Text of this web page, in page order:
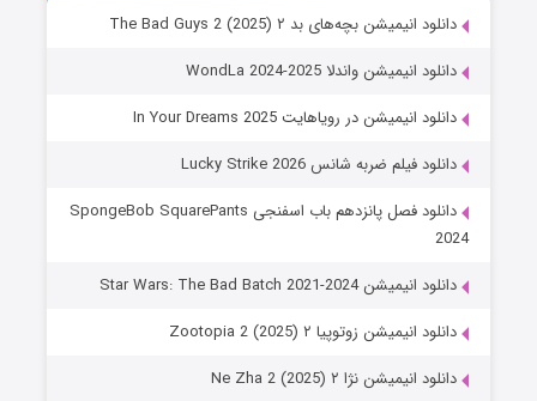
دانلود انیمیشن بچه‌های بد ۲ The Bad Guys 2 (2025)
دانلود انیمیشن واندلا WondLa 2024-2025
دانلود انیمیشن در رویاهایت In Your Dreams 2025
دانلود فیلم ضربه شانس Lucky Strike 2026
دانلود فصل پانزدهم باب اسفنجی SpongeBob SquarePants
2024
دانلود انیمیشن Star Wars: The Bad Batch 2021-2024
دانلود انیمیشن زوتوپیا ۲ Zootopia 2 (2025)
دانلود انیمیشن نژا ۲ Ne Zha 2 (2025)